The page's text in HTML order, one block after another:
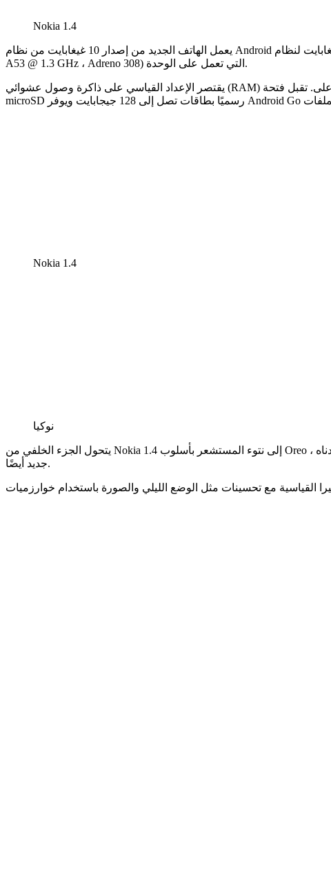
Nokia 1.4
يعمل الهاتف الجديد من إصدار 10 غيغابايت من نظام Android ويمكنه الإبحار حتى 11 غيغابايت لنظام Android (التحديث على الطريق). من المتوقع لصق نسخة Go بسبب مجموعة شرائح Qualcomm 215 (Cortex-
A53 @ 1.3 GHz ، Adreno 308) التي تعمل على الوحدة.
يقتصر الإعداد القياسي على ذاكرة وصول عشوائي (RAM) بسعة 1 غيغابايت وقرص بسعة 16 غيغابايت فقط ، ولكن يتوفر إصدار تخزين كبير بسعة 3 غيغابايت و 64 غيغابايت في الإصدار الأعلى. تقبل فتحة
Nokia 1.4
نوكيا
يتحول الجزء الخلفي من Nokia 1.4 إلى نتوء المستشعر بأسلوب Oreo ، وهناك الآن وحدتان على اللوحة – الكاميرا الرئيسية بدقة 8 ميجابكسل وكاميرا الماكرو بدقة 2 ميجابكسل. قارئ بصمات الأصابع المبني أدناه
جديد أيضًا.